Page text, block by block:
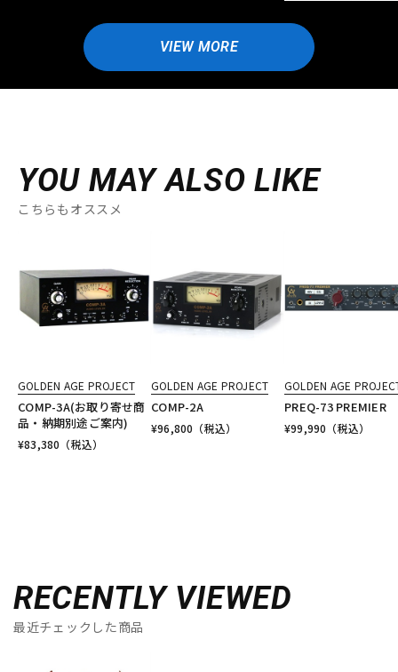
VIEW MORE
YOU MAY ALSO LIKE
こちらもオススメ
GOLDEN AGE PROJECT
COMP-3A(お取り寄せ商
品・納期別途ご案内)
¥83,380 （税込）
GOLDEN AGE PROJECT
COMP-2A
¥96,800 （税込）
GOLDEN AGE
PREQ-73 PREMIER
¥99,990 （税込）
RECENTLY VIEWED
最近チェックした商品